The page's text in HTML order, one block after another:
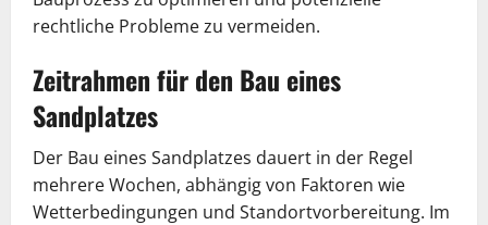
rechtliche Probleme zu vermeiden.
Zeitrahmen für den Bau eines
Sandplatzes
Der Bau eines Sandplatzes dauert in der Regel
mehrere Wochen, abhängig von Faktoren wie
Wetterbedingungen und Standortvorbereitung. Im